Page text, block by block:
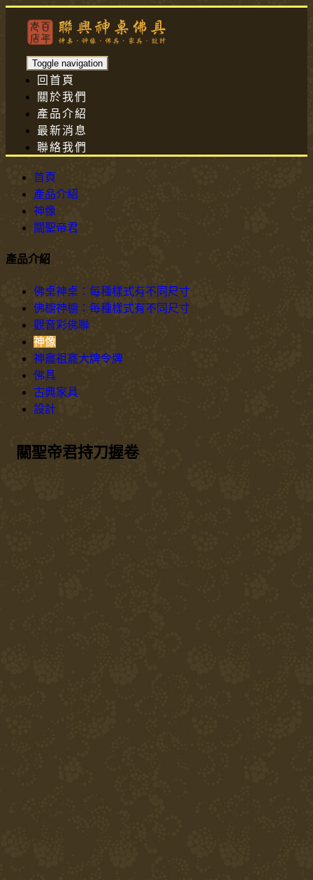
Toggle navigation
回首頁
關於我們
產品介紹
最新消息
聯絡我們
首頁
產品介紹
神像
關聖帝君
產品介紹
佛桌神桌：每種樣式有不同尺寸
佛櫥神櫥：每種樣式有不同尺寸
觀音彩佛聯
神像
神龕祖龕大牌令牌
佛具
古典家具
設計
關聖帝君持刀握卷